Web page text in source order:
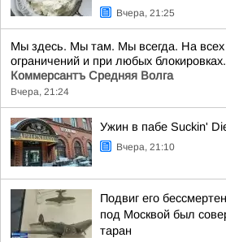
Вчера, 21:25
Мы здесь. Мы там. Мы всегда. На
ограничений и при любых блокировках.
Коммерсантъ Средняя Волга
Вчера, 21:24
Ужин в пабе Suckin'
Вчера, 21:10
Подвиг его
под Москвой был
таран